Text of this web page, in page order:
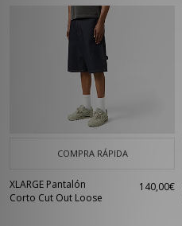
COMPRA RÁPIDA
XLARGE Pantalón
Corto Cut Out Loose
140,00€